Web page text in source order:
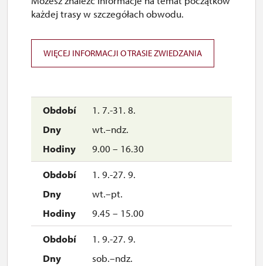
1. 7.-31. 8.
wt.–ndz.
9.00 – 16.30
1. 9.-27. 9.
wt.–pt.
9.45 – 15.00
1. 9.-27. 9.
sob.–ndz.
każdej trasy w szczegółach obwodu.
WIĘCEJ INFORMACJI O TRASIE ZWIEDZANIA